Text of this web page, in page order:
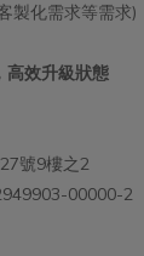
製化需求等需求)
高效升級狀態
號9樓之2
00000-2